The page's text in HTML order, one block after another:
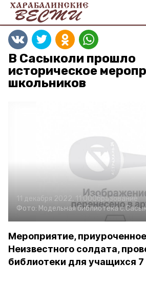
В Сасыколи прошло
историческое
школьников
11 декабря 2022, 11:00Образование
Фото: Модельная библиотека
Мероприятие,
Неизвестного солдата,
библиотеки для учащихся 7